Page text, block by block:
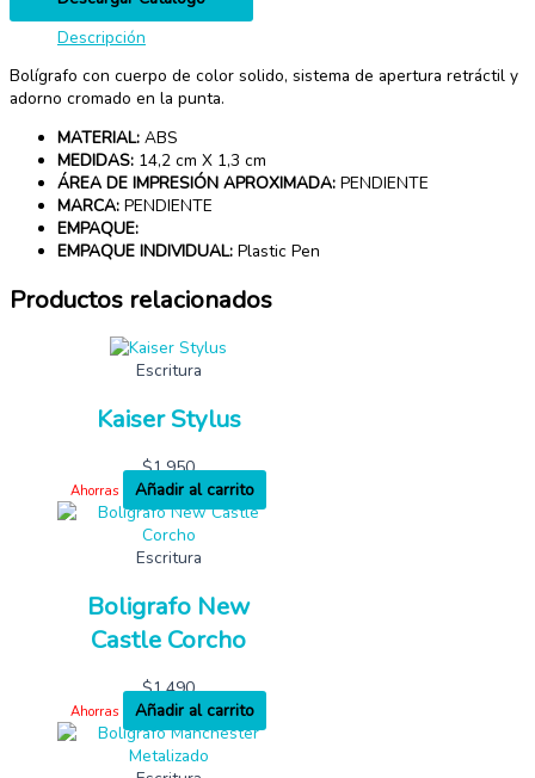
Descripción
Bolígrafo con cuerpo de color solido, sistema de apertura retráctil y
adorno cromado en la punta.
MATERIAL: ABS
MEDIDAS: 14,2 cm X 1,3 cm
ÁREA DE IMPRESIÓN APROXIMADA: PENDIENTE
MARCA: PENDIENTE
EMPAQUE:
EMPAQUE INDIVIDUAL: Plastic Pen
Productos relacionados
Escritura
Kaiser Stylus
$1,950
Ahorras Añadir al carrito
Escritura
Boligrafo New
Castle Corcho
$1,490
Ahorras Añadir al carrito